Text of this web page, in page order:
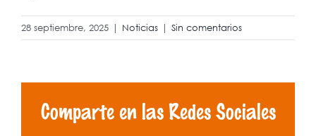
28 septiembre, 2025 | Noticias | Sin comentarios
Comparte en las Redes Sociales